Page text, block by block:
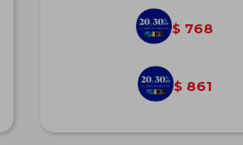
$ 768
$ 861